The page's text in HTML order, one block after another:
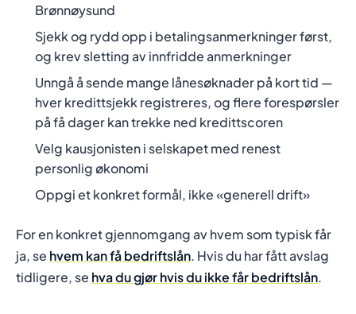
Brønnøysund
Sjekk og rydd opp i betalingsanmerkninger først,
og krev sletting av innfridde anmerkninger
Unngå å sende mange lånesøknader på kort tid —
hver kredittsjekk registreres, og flere forespørsler
på få dager kan trekke ned kredittscoren
Velg kausjonisten i selskapet med renest
personlig økonomi
Oppgi et konkret formål, ikke «generell drift»
For en konkret gjennomgang av hvem som typisk får
ja, se hvem kan få bedriftslån. Hvis du har fått avslag
tidligere, se hva du gjør hvis du ikke får bedriftslån.